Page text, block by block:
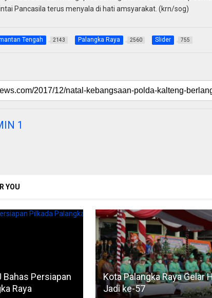
Pancasila terus menyala di hati amsyarakat. (krn/sog)
Tengah 2143 Palangka Raya 2560 Slider 755
1
YOU
Bahas Persiapan
Raya
Kota Palangka Raya Gelar
Jadi ke-57